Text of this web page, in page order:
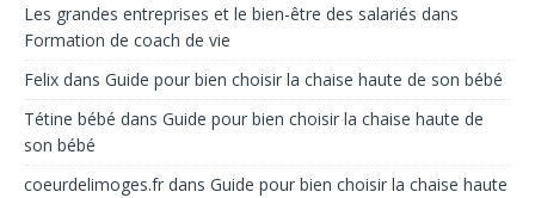
Les grandes entreprises et le bien-être des salariés dans
Formation de coach de vie
Felix dans Guide pour bien choisir la chaise haute de son bébé
Tétine bébé dans Guide pour bien choisir la chaise haute de
son bébé
coeurdelimoges.fr dans Guide pour bien choisir la chaise haute